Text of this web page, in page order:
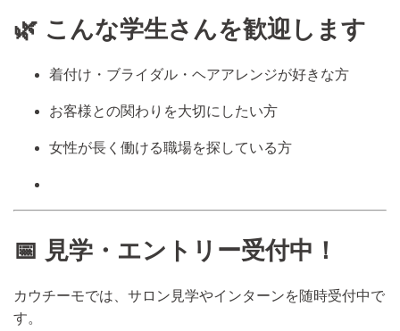
🌿 こんな学生さんを歓迎します
着付け・ブライダル・ヘアアレンジが好きな方
お客様との関わりを大切にしたい方
女性が長く働ける職場を探している方
📅 見学・エントリー受付中！
カウチーモでは、サロン見学やインターンを随時受付中で
す。